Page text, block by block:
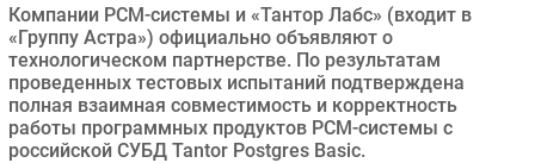
CIO/Управление ИТ
Гаджеты
Здоровье
РАЗДЕЛЫ
Компании РСМ-системы и «Тантор Лабс» (входит в
«Группу Астра») официально объявляют о
технологическом партнерстве. По результатам
проведенных тестовых испытаний подтверждена
полная взаимная совместимость и корректность
работы программных продуктов РСМ-системы с
российской СУБД Tantor Postgres Basic.